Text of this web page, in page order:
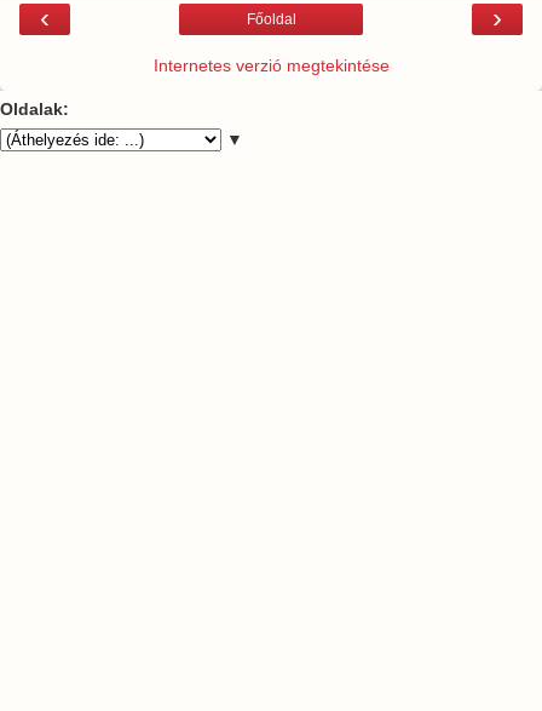
‹ ›
Főoldal
Internetes verzió megtekintése
Oldalak:
▼